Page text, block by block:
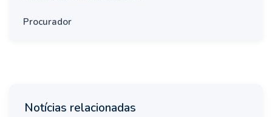
Procurador
Notícias relacionadas